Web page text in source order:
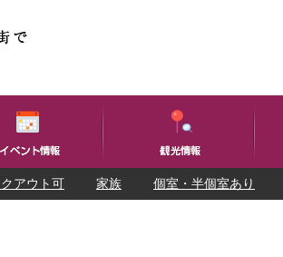
アウト可 家族 個室・半個室あり